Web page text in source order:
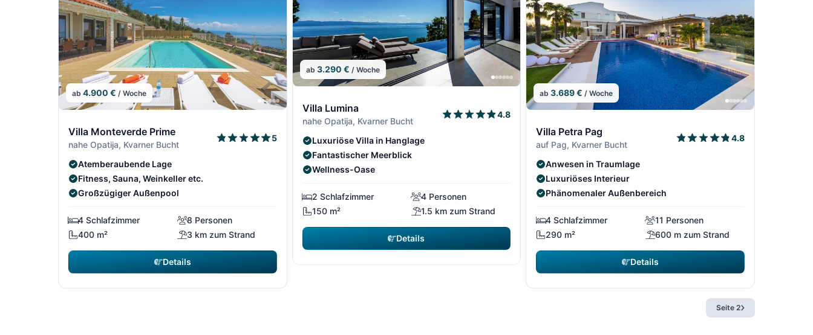
13/64
ab 4.900 € / Woche
Villa Monteverde Prime
nahe Opatija, Kvarner Bucht
5
Atemberaubende Lage
Fitness, Sauna, Weinkeller etc.
Großzügiger Außenpool
4 Schlafzimmer
8 Personen
400 m²
3 km zum Strand
Details
14/64
ab 3.290 € / Woche
Villa Lumina
nahe Opatija, Kvarner Bucht
4.8
Luxuriöse Villa in Hanglage
Fantastischer Meerblick
Wellness-Oase
2 Schlafzimmer
4 Personen
150 m²
1.5 km zum Strand
Details
ab3.689 € / Woche
Villa Petra Pag
auf Pag, Kvarner Bucht
4.8
Anwesen in Traumlage
Luxuriöses Interieur
Phänomenaler Außenbereich
4 Schlafzimmer
11 Personen
290 m²
600 m zum Strand
Details
Seite 2